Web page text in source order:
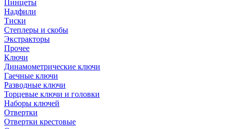
Пинцеты
Надфили
Тиски
Степлеры и скобы
Экстракторы
Прочее
Ключи
Динамометрические ключи
Гаечные ключи
Разводные ключи
Торцевые ключи и головки
Наборы ключей
Отвертки
Отвертки крестовые